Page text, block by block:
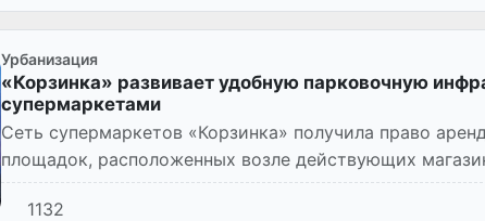
Урбанизация
«Корзинка» развивает удобную парковочную
супермаркетами
Сеть супермаркетов «Корзинка» получила право
площадок, расположенных возле действующих
создание дополнительны...
1132